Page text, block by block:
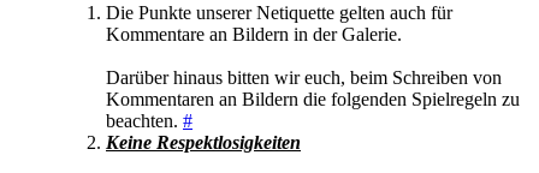
Die Punkte unserer Netiquette gelten auch für
Kommentare an Bildern in der Galerie.
Darüber hinaus bitten wir euch, beim Schreiben von
Kommentaren an Bildern die folgenden Spielregeln zu
beachten. #
Keine Respektlosigkeiten